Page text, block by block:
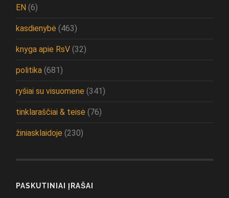
EN (6)
kasdienybė (463)
knyga apie RsV (32)
politika (681)
ryšiai su visuomene (341)
tinklaraščiai & teisė (76)
žiniasklaidoje (230)
PASKUTINIAI ĮRAŠAI